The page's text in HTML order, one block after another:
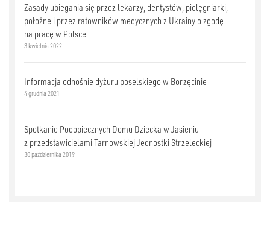
Zasady ubiegania się przez lekarzy, dentystów, pielęgniarki,
położne i przez ratowników medycznych z Ukrainy o zgodę
na pracę w Polsce
3 kwietnia 2022
Informacja odnośnie dyżuru poselskiego w Borzęcinie
4 grudnia 2021
Spotkanie Podopiecznych Domu Dziecka w Jasieniu
z przedstawicielami Tarnowskiej Jednostki Strzeleckiej
30 października 2019